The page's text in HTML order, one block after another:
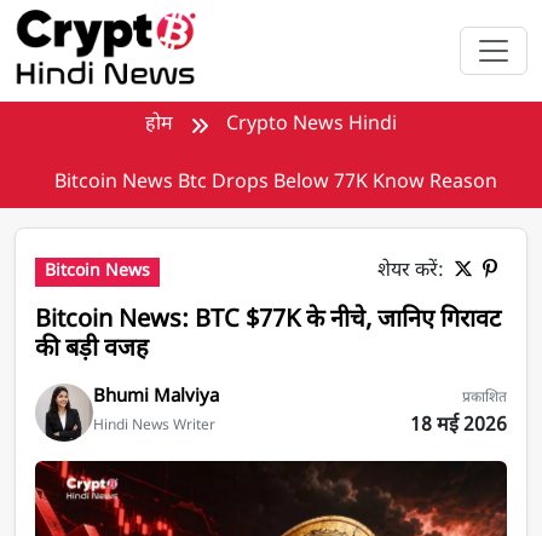
मुख्य सामग्री पर जाएँ
होम Crypto News Hindi
Bitcoin News Btc Drops Below 77K Know Reason
Bitcoin News शेयर करें:
Bitcoin News: BTC $77K के नीचे, जानिए गिरावट
की बड़ी वजह
Bhumi Malviya
Hindi News Writer
प्रकाशित
18 मई 2026
Bitcoin News: BTC $77K के नीचे, जानिए गिरावट की बड़ी वजह